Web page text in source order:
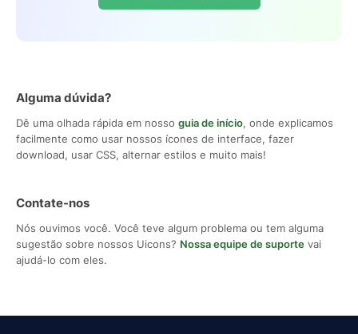
Alguma dúvida?
Dê uma olhada rápida em nosso guia de início, onde explicamos
facilmente como usar nossos ícones de interface, fazer
download, usar CSS, alternar estilos e muito mais!
Contate-nos
Nós ouvimos você. Você teve algum problema ou tem alguma
sugestão sobre nossos Uicons? Nossa equipe de suporte vai
ajudá-lo com eles.